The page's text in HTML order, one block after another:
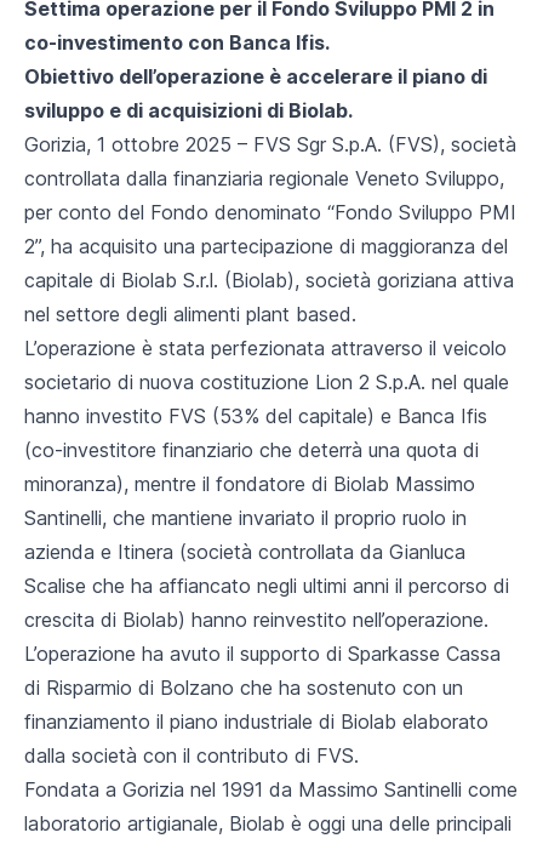
Settima operazione per il Fondo Sviluppo PMI 2 in
co-investimento con Banca Ifis.
Obiettivo dell’operazione è accelerare il piano di
sviluppo e di acquisizioni di Biolab.
Gorizia, 1 ottobre 2025 – FVS Sgr S.p.A. (FVS), società
controllata dalla finanziaria regionale Veneto Sviluppo,
per conto del Fondo denominato “Fondo Sviluppo PMI
2”, ha acquisito una partecipazione di maggioranza del
capitale di Biolab S.r.l. (Biolab), società goriziana attiva
nel settore degli alimenti plant based.
L’operazione è stata perfezionata attraverso il veicolo
societario di nuova costituzione Lion 2 S.p.A. nel quale
hanno investito FVS (53% del capitale) e Banca Ifis
(co-investitore finanziario che deterrà una quota di
minoranza), mentre il fondatore di Biolab Massimo
Santinelli, che mantiene invariato il proprio ruolo in
azienda e Itinera (società controllata da Gianluca
Scalise che ha affiancato negli ultimi anni il percorso di
crescita di Biolab) hanno reinvestito nell’operazione.
L’operazione ha avuto il supporto di Sparkasse Cassa
di Risparmio di Bolzano che ha sostenuto con un
finanziamento il piano industriale di Biolab elaborato
dalla società con il contributo di FVS.
Fondata a Gorizia nel 1991 da Massimo Santinelli come
laboratorio artigianale, Biolab è oggi una delle principali